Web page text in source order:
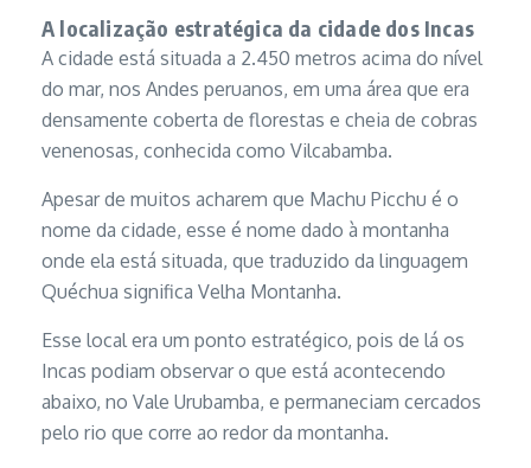
A localização estratégica da cidade dos Incas
A cidade está situada a 2.450 metros acima do nível
do mar, nos Andes peruanos, em uma área que era
densamente coberta de florestas e cheia de cobras
venenosas, conhecida como Vilcabamba.
Apesar de muitos acharem que Machu Picchu é o
nome da cidade, esse é nome dado à montanha
onde ela está situada, que traduzido da linguagem
Quéchua significa Velha Montanha.
Esse local era um ponto estratégico, pois de lá os
Incas podiam observar o que está acontecendo
abaixo, no Vale Urubamba, e permaneciam cercados
pelo rio que corre ao redor da montanha.